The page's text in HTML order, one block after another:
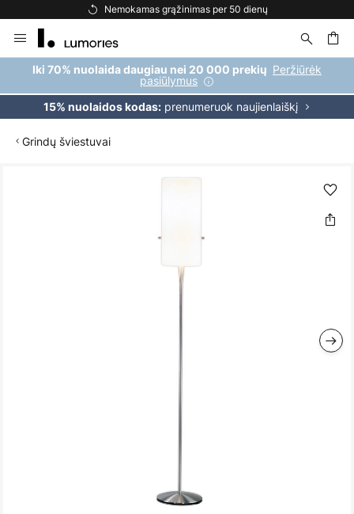
Nemokamas grąžinimas per 50 dienų
to
Content
Iki 70% nuolaida daugiau nei 20 000 prekių Peržiūrėk
pasiūlymus
15% nuolaidos kodas:prenumeruok naujienlaiškį
Grindų šviestuvai